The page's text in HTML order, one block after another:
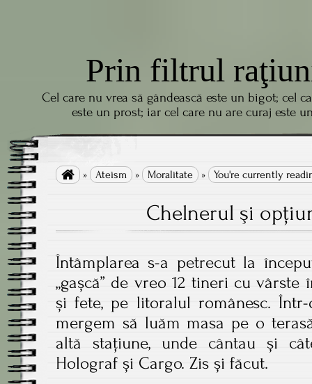
Prin filtrul
Cel care nu vrea să gândească este un bigot; cel
este un prost; iar cel care nu are curaj este
 » Ateism » Moralitate » You're currently
Chelnerul şi
Întâmplarea s-a petrecut la
„gașcă” de vreo 12 tineri cu
și fete, pe litoralul românesc.
mergem să luăm masa pe o
altă stațiune, unde cântau și
Holograf și Cargo. Zis și făcut.